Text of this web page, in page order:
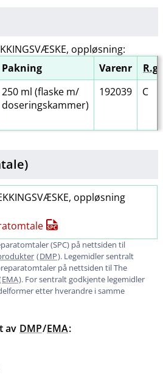
oppløsning:
Pakning Varenr
R.gr
250 ml (flaske m​/​
doseringskammer)
192039 C
oppløsning
(SPC) på nettsiden til
(DMP). Legemidler sentralt
på nettsiden til The
EMA). For sentralt godkjente legemidler
etter hverandre i samme
av DMP/EMA: